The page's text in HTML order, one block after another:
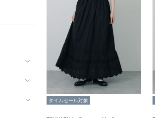
タイムセール対象